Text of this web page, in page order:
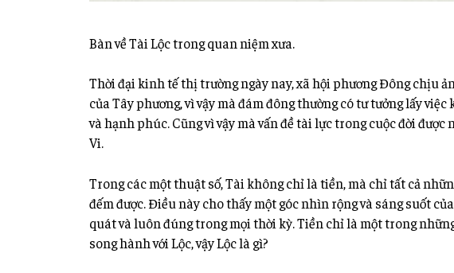
Bàn về Tài Lộc trong quan niệm xưa.
Thời đại kinh tế thị trường ngày nay, xã hội phương Đông chịu
của Tây phương, vì vậy mà đám đông thường có tư tưởng lấy
và hạnh phúc. Cũng vì vậy mà vấn đề tài lực trong cuộc đời
Vi.
Trong các một thuật số, Tài không chỉ là tiền, mà chỉ tất cả
đếm được. Điều này cho thấy mộtgóc nhìn rộng và sáng suốt
quát và luôn đúng trong mọi thời kỳ. Tiền chỉ là một trong
song hành với Lộc, vậy Lộc là gì?